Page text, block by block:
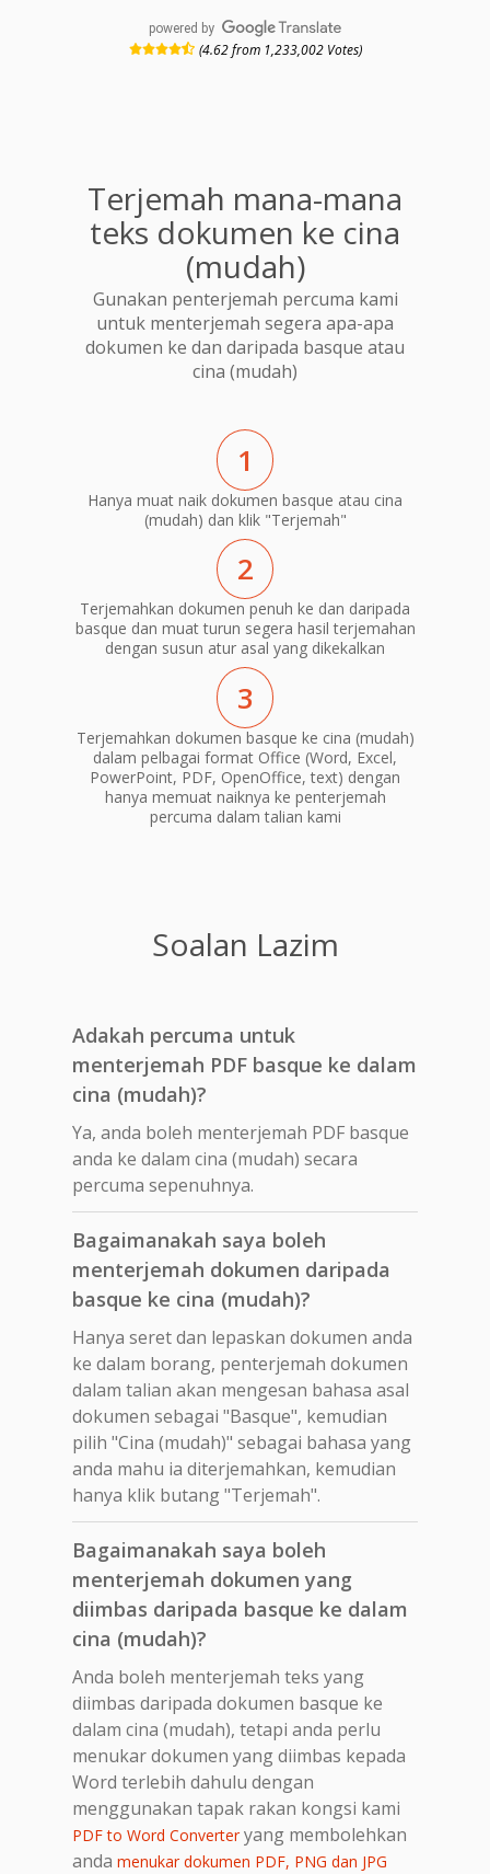
powered by
(4.62 from 1,233,002 Votes)
Terjemah mana-mana
teks dokumen ke cina
(mudah)
Gunakan penterjemah percuma kami
untuk menterjemah segera apa-apa
dokumen ke dan daripada basque atau
cina (mudah)
1
Hanya muat naik dokumen basque atau cina
(mudah) dan klik "Terjemah"
2
Terjemahkan dokumen penuh ke dan daripada
basque dan muat turun segera hasil terjemahan
dengan susun atur asal yang dikekalkan
3
Terjemahkan dokumen basque ke cina (mudah)
dalam pelbagai format Office (Word, Excel,
PowerPoint, PDF, OpenOffice, text) dengan
hanya memuat naiknya ke penterjemah
percuma dalam talian kami
Soalan Lazim
Adakah percuma untuk
menterjemah PDF basque ke dalam
cina (mudah)?
Ya, anda boleh menterjemah PDF basque
anda ke dalam cina (mudah) secara
percuma sepenuhnya.
Bagaimanakah saya boleh
menterjemah dokumen daripada
basque ke cina (mudah)?
Hanya seret dan lepaskan dokumen anda
ke dalam borang, penterjemah dokumen
dalam talian akan mengesan bahasa asal
dokumen sebagai "Basque", kemudian
pilih "Cina (mudah)" sebagai bahasa yang
anda mahu ia diterjemahkan, kemudian
hanya klik butang "Terjemah".
Bagaimanakah saya boleh
menterjemah dokumen yang
diimbas daripada basque ke dalam
cina (mudah)?
Anda boleh menterjemah teks yang
diimbas daripada dokumen basque ke
dalam cina (mudah), tetapi anda perlu
menukar dokumen yang diimbas kepada
Word terlebih dahulu dengan
menggunakan tapak rakan kongsi kami
PDF to Word Converteryang membolehkan
anda menukar dokumen PDF, PNG dan JPG